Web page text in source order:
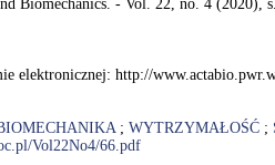
Biomechanics. - Vol. 22, no. 4 (2020),
elektronicznej: http://
; WYTRZYMAŁOŚĆ ;
Vol22No4/66.pdf